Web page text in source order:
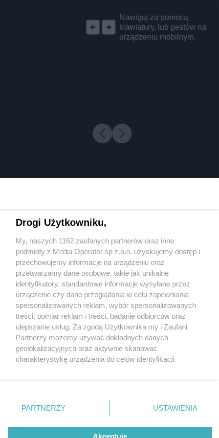
Nawiguj za pomocą
klawiatury, lub gestów na
urządzeniu mobilnym.
6 / 0
Wydawca mediów lokalnych
Nie zapomnij
zapoznać się z:
polityką prywatności regulamin korzystania z portali
Twojemiasto
Piekary Śląskie
Chorzów
Tarnowskie Góry
Gliwice
Skontakuj sięz nami
Kontakt
Wydawca
Redakcja
Drogi Użytkowniku,
My, naszych 1162 zaufanych partnerów oraz inne
podmioty z Media Operator sp z.o.o. uzyskujemy dostęp i
przechowujemy informacje na urządzeniu oraz
przetwarzamy dane osobowe, takie jak unikalne
identyfikatory, standardowe informacje wysyłane przez
urządzenie czy dane przeglądania w celu zapewniania
spersonalizowanych reklam, wybór spersonalizowanych
treści, pomiar reklam i treści, badanie odbiorców oraz
ulepszanie usług. Za zgodą Użytkownika my i Zaufani
Partnerzy możemy używać dokładnych danych
geolokalizacyjnych oraz aktywnie skanować
charakterystykę urządzenia do celów identyfikacji.
zmienić/wycofać klikając przycisk ustawień prywatności
znajdujący się w lewym dolnym rogu strony
rodzaje przetwarzania danych nie wymagają zgody
użytkownika, ale masz prawo sprzeciwić się takiemu
PARTNERZY USTAWIENIA
Akceptuję